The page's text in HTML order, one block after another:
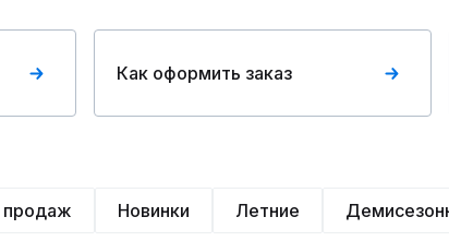
Как оформить заказ
продаж Новинки Летние